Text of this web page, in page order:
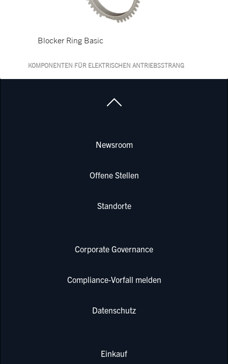
Blocker Ring Basic
KOMPONENTEN FÜR ELEKTRISCHEN ANTRIEBSSTRANG
Newsroom
Offene Stellen
Standorte
Corporate Governance
Compliance-Vorfall melden
Datenschutz
Einkauf